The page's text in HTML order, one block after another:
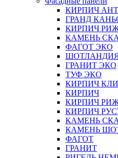
КИРПИЧ
ГРАНД
КИРПИЧ
КАМЕНЬ
ФАГОТ ЭКО
ГРАНИТ ЭКО
ТУФ ЭКО
КИРПИЧ
КИРПИЧ
КИРПИЧ
КИРПИЧ
КАМЕНЬ
КАМЕНЬ
ФАГОТ
ГРАНИТ